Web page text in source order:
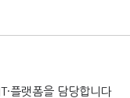
플랫폼을 담당합니다